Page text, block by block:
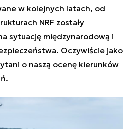
w kolejnych latach, od
NRF zostały
sytuację międzynarodową i
Oczywiście jako
o naszą ocenę kierunków